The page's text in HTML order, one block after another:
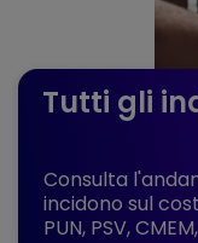
Tutti gli
Consulta
incidono sul
PUN, PSV,